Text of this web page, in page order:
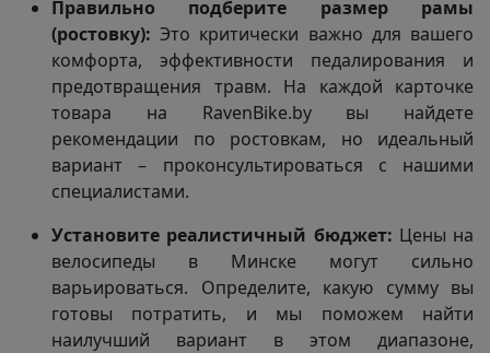
Правильно подберите размер рамы
(ростовку): Это критически важно для вашего
комфорта, эффективности педалирования и
предотвращения травм. На каждой карточке
товара на RavenBike.by вы найдете
рекомендации по ростовкам, но идеальный
вариант – проконсультироваться с нашими
специалистами.
Установите реалистичный бюджет: Цены на
велосипеды в Минске могут сильно
варьироваться. Определите, какую сумму вы
готовы потратить, и мы поможем найти
наилучший вариант в этом диапазоне,